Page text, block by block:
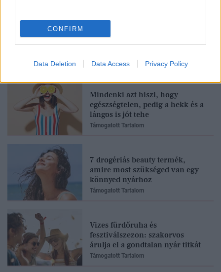
CONFIRM
Data Deletion Data Access Privacy Policy
Neked is rosaceás a bőrőd?
Támogatott Tartalom
Mindenki azt hiszi, hogy
egészségtelen, pedig a hekk és a
lángos is jót tehe
Támogatott Tartalom
7 drogériás beauty termék,
amire most szükséged van egy
könnyed nyárhoz
Támogatott Tartalom
Vizes fürdőruha és
fesztiválszezon: szakorvos
árulja el a gondtalan nyár titkát
Támogatott Tartalom